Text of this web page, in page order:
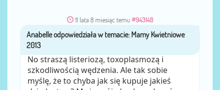
11 lata 8 miesiąc temu #943148
przezAnabelle
No straszą listeriozą, toxoplasmozą i
szkodliwością wędzenia. Ale tak sobie
myślę, że to chyba jak się kupuje jakieś